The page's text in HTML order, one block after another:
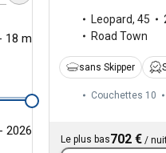
18 m
2026
Leopard, 45
Road Town
sans Skipper
Couchettes 10
Le plus bas702 € /